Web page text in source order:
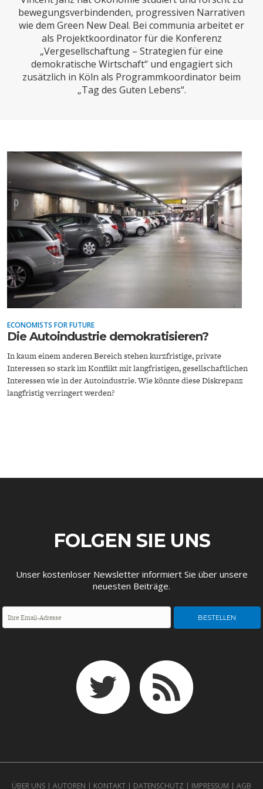
SUCHE
ABO/LOGIN
ECONOMISTS FOR FUTURE
INDUSTRIEPOLITIK
CIRCULAR ECONOMY
UNGLEICHHEIT UND
DEUTSCHLAND
ENERGIE & UMWELT
ENTWICKLUNGSPOLITIK
EUROPA
bewegungsverbindenden, progressiven Narrativen
wie dem Green New Deal. Bei communia arbeitet er
als Projektkoordinator für die Konferenz
„Vergesellschaftung – Strategien für eine
demokratische Wirtschaft“ und engagiert sich
zusätzlich in Köln als Programmkoordinator beim
„Tag des Guten Lebens“.
ECONOMISTS FOR FUTURE
Die Autoindustrie demokratisieren?
In kaum einem anderen Bereich stehen kurzfristige, private
Interessen so stark im Konflikt mit langfristigen, gesellschaftlichen
Interessen wie in der Autoindustrie. Wie könnte diese Diskrepanz
langfristig verringert werden?
FOLGEN SIE UNS
Unser kostenloser Newsletter informiert Sie über unsere
neuesten Beiträge.
ÜBER UNS | AUTOREN | KONTAKT | DATENSCHUTZ | IMPRESSUM | AGB